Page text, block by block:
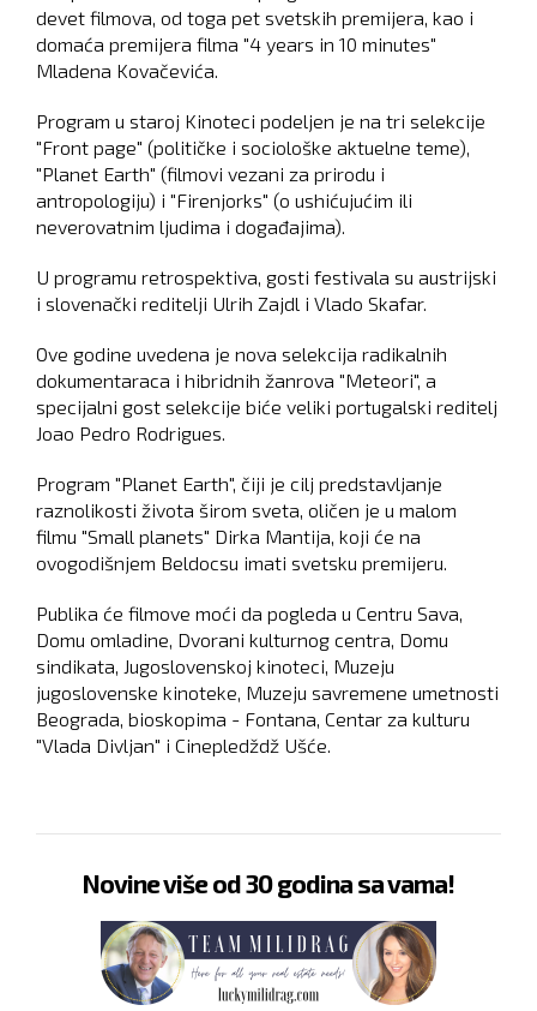
devet filmova, od toga pet svetskih premijera, kao i
domaća premijera filma "4 years in 10 minutes"
Mladena Kovačevića.
Program u staroj Kinoteci podeljen je na tri selekcije
"Front page" (političke i sociološke aktuelne teme),
"Planet Earth" (filmovi vezani za prirodu i
antropologiju) i "Firenjorks" (o ushićujućim ili
neverovatnim ljudima i događajima).
U programu retrospektiva, gosti festivala su austrijski
i slovenački reditelji Ulrih Zajdl i Vlado Skafar.
Ove godine uvedena je nova selekcija radikalnih
dokumentaraca i hibridnih žanrova "Meteori", a
specijalni gost selekcije biće veliki portugalski reditelj
Joao Pedro Rodrigues.
Program "Planet Earth", čiji je cilj predstavljanje
raznolikosti života širom sveta, oličen je u malom
filmu "Small planets" Dirka Mantija, koji će na
ovogodišnjem Beldocsu imati svetsku premijeru.
Publika će filmove moći da pogleda u Centru Sava,
Domu omladine, Dvorani kulturnog centra, Domu
sindikata, Jugoslovenskoj kinoteci, Muzeju
jugoslovenske kinoteke, Muzeju savremene umetnosti
Beograda, bioskopima - Fontana, Centar za kulturu
"Vlada Divljan" i Cinepledždž Ušće.
Novine više od 30 godina sa vama!